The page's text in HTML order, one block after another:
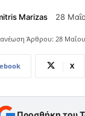
Marizas 28
Άρθρου: 28
X